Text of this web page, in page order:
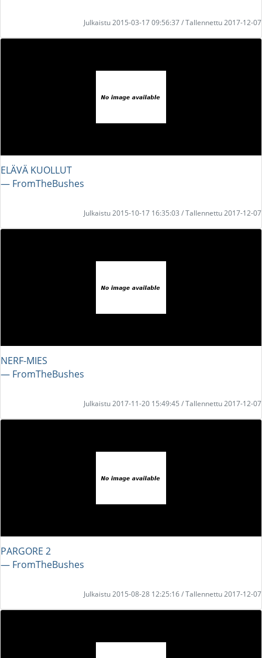
Julkaistu 2015-03-17 09:56:37 / Tallennettu 2017-12-07
ELÄVÄ KUOLLUT
― FromTheBushes
Julkaistu 2015-10-17 16:35:03 / Tallennettu 2017-12-07
NERF-MIES
― FromTheBushes
Julkaistu 2017-11-20 15:49:45 / Tallennettu 2017-12-07
PARGORE 2
― FromTheBushes
Julkaistu 2015-08-28 12:25:16 / Tallennettu 2017-12-07